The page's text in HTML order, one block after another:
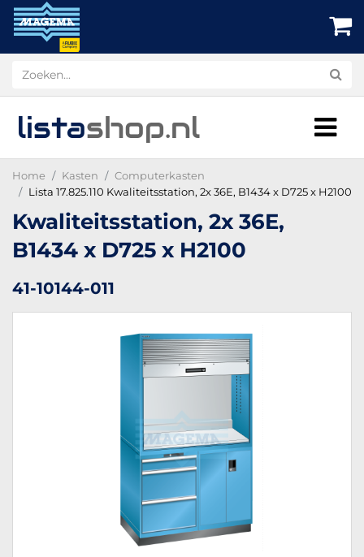
listashop.nl
Home Kasten
Computerkasten
Lista 17.825.110 Kwaliteitsstation, 2x 36E, B1434 x D725 x H2100
Kwaliteitsstation, 2x 36E,
B1434 x D725 x H2100
41-10144-011